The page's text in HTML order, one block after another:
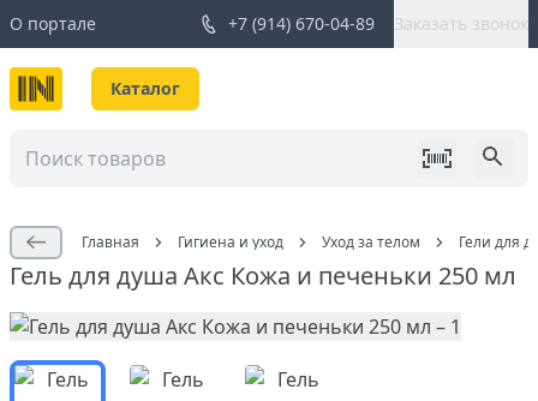
О портале +7 (914) 670-04-89 Заказать звонок
Каталог
Главная Гигиена и уход Уход за телом Гели для
Гель для душа Акс Кожа и печеньки 250 мл